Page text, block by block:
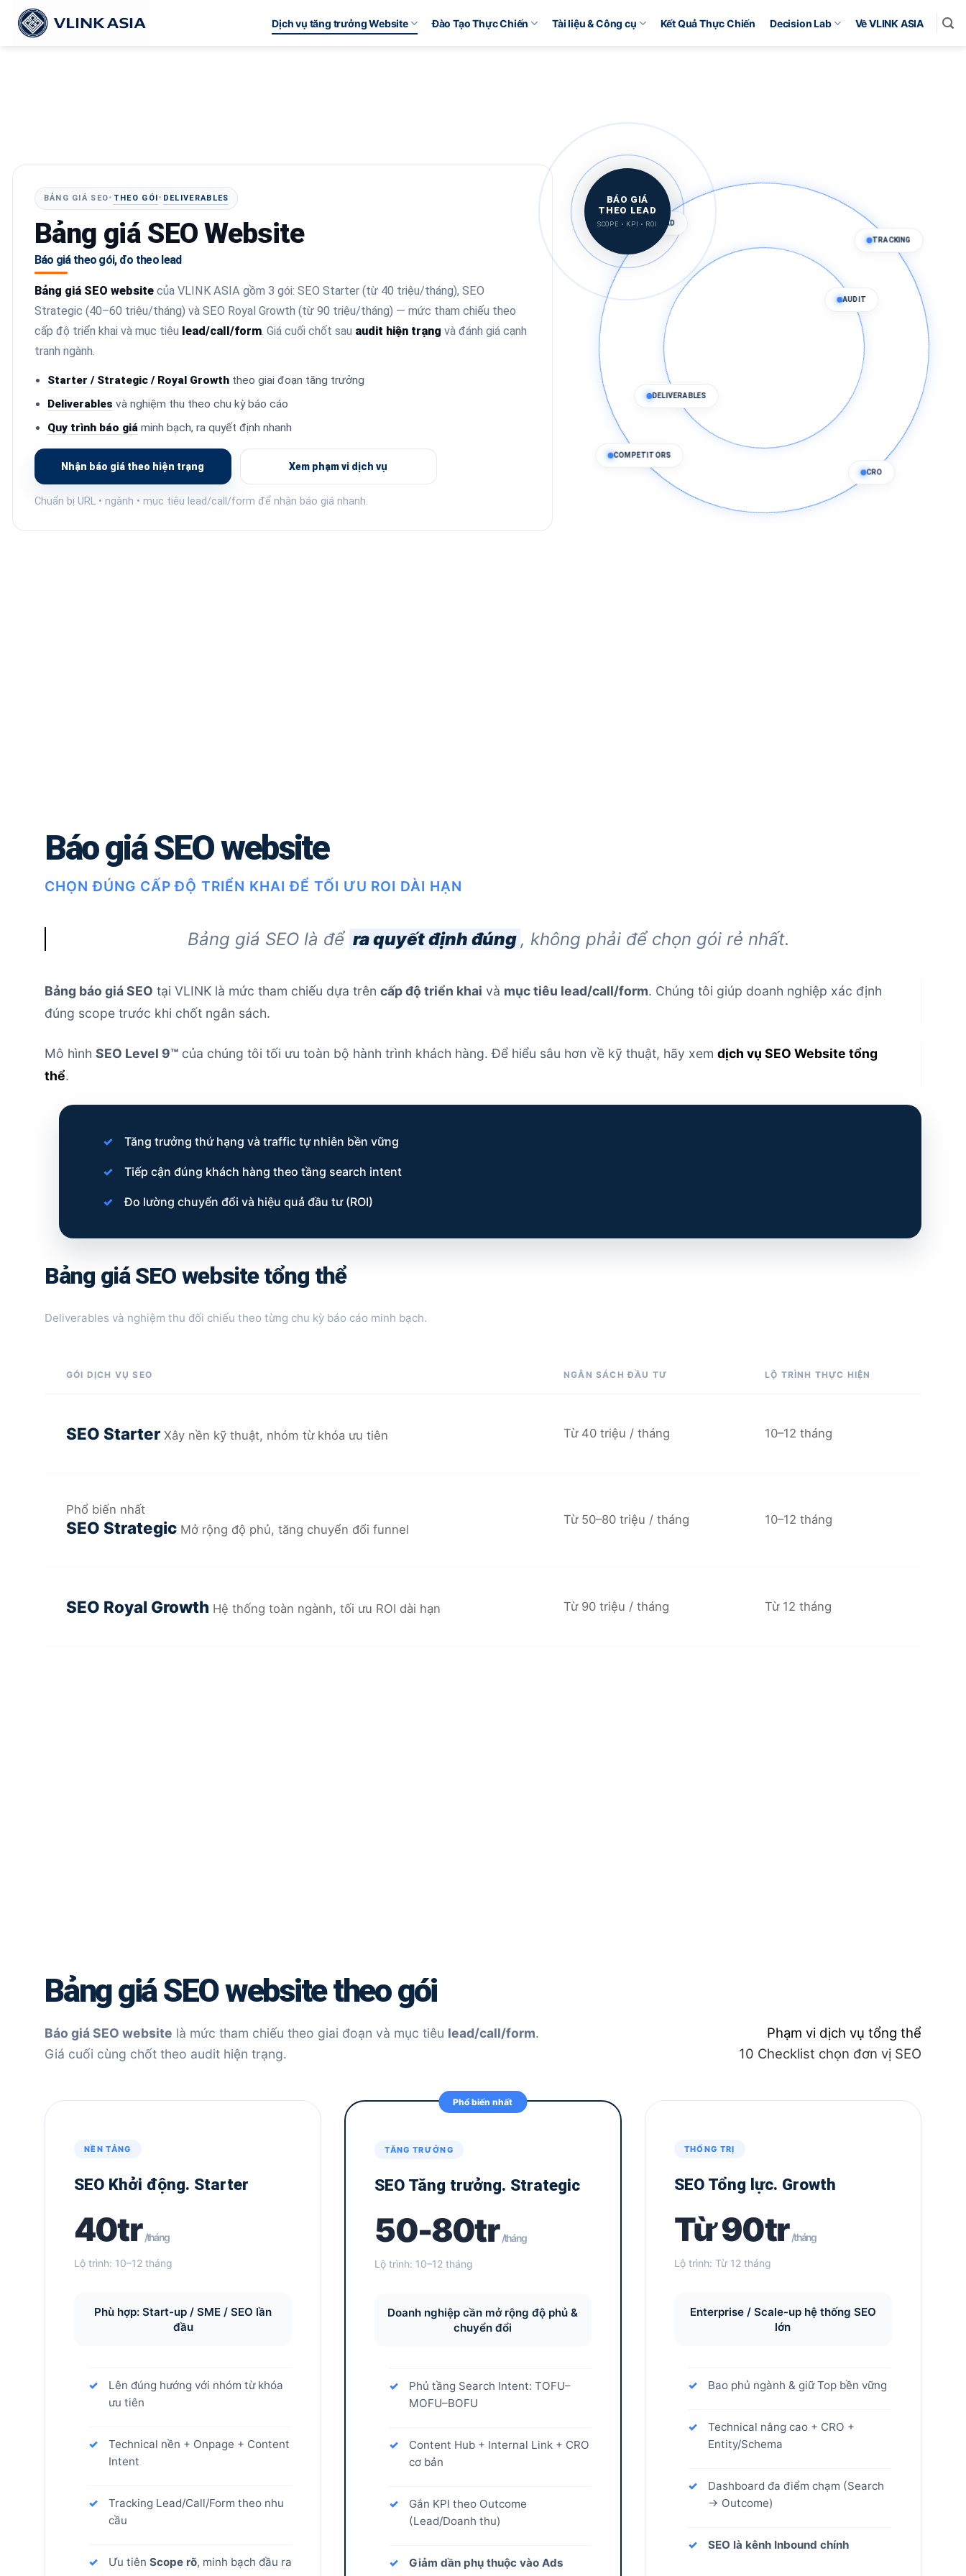
qua
Dịch vụ tăng trưởng Website Đào Tạo Thực Chiến Tài liệu & Công cụ Kết Quả Thực Chiến Decision Lab Về VLINK ASIA
BẢNG GIÁ SEO• THEO GÓI• DELIVERABLES
Bảng giá SEO Website
Báo giá theo gói, đo theo lead
Bảng giá SEO websitecủa VLINK ASIA gồm 3 gói: SEO Starter (từ 40 triệu/tháng), SEO
Strategic (40–60 triệu/tháng) và SEO Royal Growth (từ 90 triệu/tháng) — mức tham chiếu theo
cấp độ triển khai và mục tiêu lead/call/form. Giá cuối chốt sau audit hiện trạng và đánh giá cạnh
tranh ngành.
Starter / Strategic / Royal Growththeo giai đoạn tăng trưởng
Deliverables và nghiệm thu theo chu kỳ báo cáo
Quy trình báo giáminh bạch, ra quyết định nhanh
Nhận báo giá theo hiện trạng Xem phạm vi dịch vụ
Chuẩn bị URL • ngành • mục tiêu lead/call/form để nhận báo giá nhanh.
BÁO GIÁ
THEO LEAD
SCOPE • KPI • ROI
AUDIT
DELIVERABLES
KPI LEAD
CRO
COMPETITORS
TRACKING
Báo giá SEO website
CHỌN ĐÚNG CẤP ĐỘ TRIỂN KHAI ĐỂ TỐI ƯU ROI DÀI HẠN
Bảng giá SEO là để ra quyết định đúng , không phải để chọn gói rẻ nhất.
Bảng báo giá SEO tại VLINK là mức tham chiếu dựa trên cấp độ triển khai và mục tiêu lead/call/form. Chúng tôi giúp doanh nghiệp xác định
đúng scope trước khi chốt ngân sách.
Mô hình SEO Level 9™ của chúng tôi tối ưu toàn bộ hành trình khách hàng. Để hiểu sâu hơn về kỹ thuật, hãy xem dịch vụ SEO Website tổng
thể.
Tăng trưởng thứ hạng và traffic tự nhiên bền vững
Tiếp cận đúng khách hàng theo tầng search intent
Đo lường chuyển đổi và hiệu quả đầu tư (ROI)
Bảng giá SEO website tổng thể
Deliverables và nghiệm thu đối chiếu theo từng chu kỳ báo cáo minh bạch.
GÓI DỊCH VỤ SEO NGÂN SÁCH ĐẦU TƯ LỘ TRÌNH THỰC HIỆN
SEO Starter Xây nền kỹ thuật, nhóm từ khóa ưu tiên Từ 40 triệu / tháng 10–12 tháng
Phổ biến nhất
SEO Strategic Mở rộng độ phủ, tăng chuyển đổi funnel
Từ 50–80 triệu / tháng 10–12 tháng
SEO Royal Growth Hệ thống toàn ngành, tối ưu ROI dài hạn Từ 90 triệu / tháng Từ 12 tháng
Bảng giá SEO website theo gói
Báo giá SEO website là mức tham chiếu theo giai đoạn và mục tiêu lead/call/form.
Giá cuối cùng chốt theo audit hiện trạng.
Phạm vi dịch vụ tổng thể
10 Checklist chọn đơn vị SEO
NỀN TẢNG
SEO Khởi động. Starter
40tr /tháng
Lộ trình: 10–12 tháng
Phù hợp: Start-up / SME / SEO lần
đầu
Lên đúng hướng với nhóm từ khóa
ưu tiên
Technical nền + Onpage + Content
Intent
Tracking Lead/Call/Form theo nhu
cầu
Ưu tiên Scope rõ, minh bạch đầu ra
Phổ biến nhất
TĂNG TRƯỞNG
SEO Tăng trưởng. Strategic
50-80tr /tháng
Lộ trình: 10–12 tháng
Doanh nghiệp cần mở rộng độ phủ &
chuyển đổi
Phủ tầng Search Intent: TOFU–
MOFU–BOFU
Content Hub + Internal Link + CRO
cơ bản
Gắn KPI theo Outcome
(Lead/Doanh thu)
Giảm dần phụ thuộc vào Ads
THỐNG TRỊ
SEO Tổng lực. Growth
Từ 90tr /tháng
Lộ trình: Từ 12 tháng
Enterprise / Scale-up hệ thống SEO
lớn
Bao phủ ngành & giữ Top bền vững
Technical nâng cao + CRO +
Entity/Schema
Dashboard đa điểm chạm (Search
→ Outcome)
SEO là kênh Inbound chính